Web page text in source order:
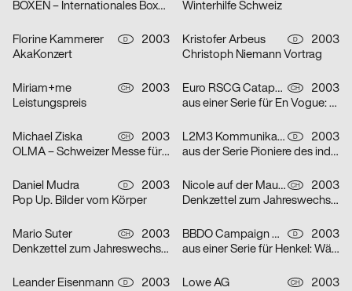
BOXEN – Internationales Boxmeeting
Winterhilfe Schweiz
Florine Kammerer D
2003
AkaKonzert
Kristofer Arbeus D
2003
Christoph Niemann Vortrag
Miriam+me CH
2003
Leistungspreis
Euro RSCG Catapult AG Switzerland CH
2003
aus einer Serie für En Vogue: Fisch
Michael Ziska CH
2003
OLMA – Schweizer Messe für Land- und Milchwirtschaft 2003
L2M3 Kommunikationsdesign D
2003
aus der Serie Pioniere des industriellen Designs am Bodensee: Champs
Daniel Mudra D
2003
Pop Up. Bilder vom Körper
Nicole auf der Mauer CH
2003
Denkzettel zum Jahreswechsel: Mädchen
Mario Suter CH
2003
Denkzettel zum Jahreswechsel: Öl
BBDO Campaign GmbH Düsseldorf D
2003
aus einer Serie für Henkel: Wäscheklammern
Leander Eisenmann D
2003
Lowe AG CH
2003